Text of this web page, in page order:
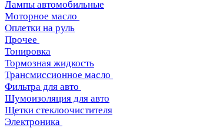
Лампы автомобильные
Моторное масло
Оплетки на руль
Прочее
Тонировка
Тормозная жидкость
Трансмиссионное масло
Фильтра для авто
Шумоизоляция для авто
Щетки стеклоочистителя
Электроника